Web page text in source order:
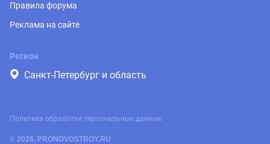
Правила форума
Реклама на сайте
Регион
Санкт-Петербург и область
© 2026, PRONOVOSTROY.RU
Политика обработки персональных данных